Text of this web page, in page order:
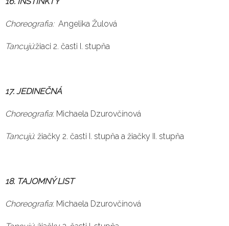
Choreografia: Angelika Žulová
Tancujú:žiaci 2. časti I. stupňa
17. JEDINEČNÁ
Choreografia: Michaela Dzurovčínová
Tancujú: žiačky 2. časti I. stupňa a žiačky II. stupňa
18. TAJOMNÝ LIST
Choreografia: Michaela Dzurovčínová